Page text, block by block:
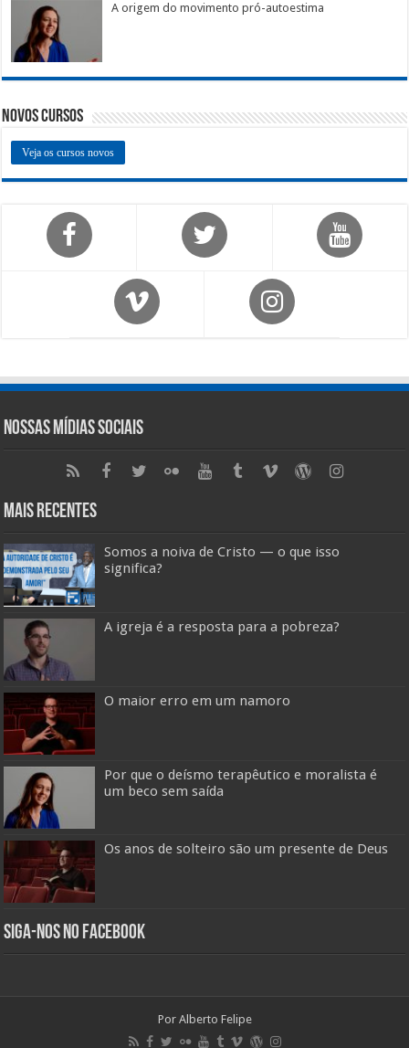
A origem do movimento pró-autoestima
Novos Cursos
Veja os cursos novos
Nossas Mídias Sociais
Mais Recentes
Somos a noiva de Cristo — o que isso
significa?
A igreja é a resposta para a pobreza?
O maior erro em um namoro
Por que o deísmo terapêutico e moralista é
um beco sem saída
Os anos de solteiro são um presente de Deus
Siga-nos no Facebook
Por Alberto Felipe